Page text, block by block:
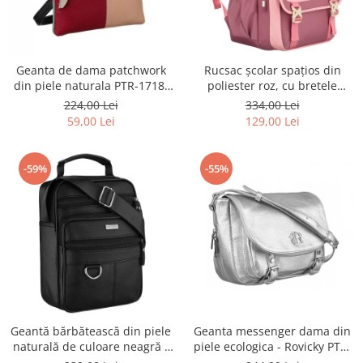
Geanta de dama patchwork
din piele naturala PTR-1718-
SKL-6922 MULTI
224,00 Lei
59,00 Lei
Rucsac școlar spațios din
poliester roz, cu bretele
reglabile - Peterson PTR-PTN
8610-1327 PINK
334,00 Lei
129,00 Lei
-59%
Geantă bărbătească din piele
naturală de culoare neagră -
-55%
Geanta messenger dama din
piele ecologica - Rovicky PTR-